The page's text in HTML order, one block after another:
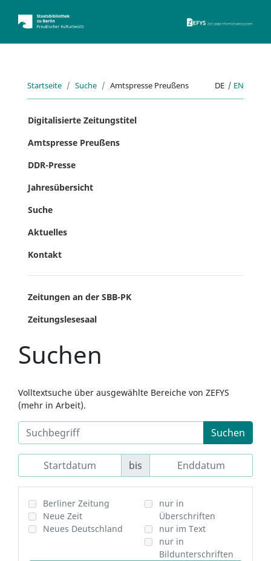
Startseite Suche Amtspresse Preußens DE | EN
Digitalisierte Zeitungstitel
Amtspresse Preußens
DDR-Presse
Jahresübersicht
Suche
Aktuelles
Kontakt
Zeitungen an der SBB-PK
Zeitungslesesaal
Suchen
Volltextsuche über ausgewählte Bereiche von ZEFYS
(mehr in Arbeit).
Suchen
bis
Berliner Zeitung
Neue Zeit
Neues Deutschland
nur in
Überschriften
nur im Text
nur in
Bildunterschriften